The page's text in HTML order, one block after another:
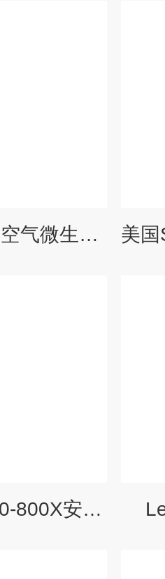
美国SKC QT30空气微生物采样器
美国Tisch TE-10-800X安德森六级微生物撞击采样器